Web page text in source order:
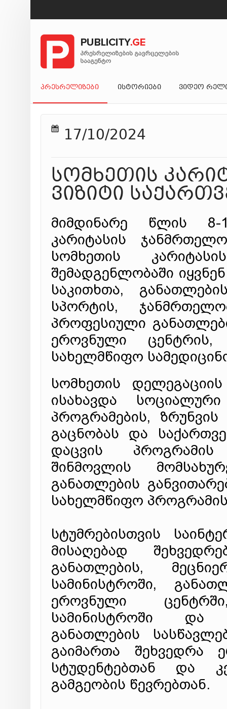
ᲞᲠᲔᲡᲠᲔᲚᲘᲖᲔᲑᲘ ᲘᲡᲢᲝᲠᲘᲔᲑᲘ ᲕᲘᲓᲔᲝ
17/10/2024
სომხეთის
ვიზიტი
მიმდინარე წლის 8-
კარიტასის
სომხეთის
შემადგენლობაში
საკითხთა,
სპორტის,
პროფესიული
ეროვნული
სახელმწიფო
სომხეთის
ისახავდა
პროგრამების,
გაცნობას და
დაცვის პროგრამის
შინმოვლის
განათლების
სახელმწიფო
სტუმრებისთვის
მისაღებად
განათლების,
სამინისტროში,
ეროვნული
სამინისტროში და
განათლების
გაიმართა შეხვედრა
სტუდენტებთან და
გამგეობის წევრებთან.